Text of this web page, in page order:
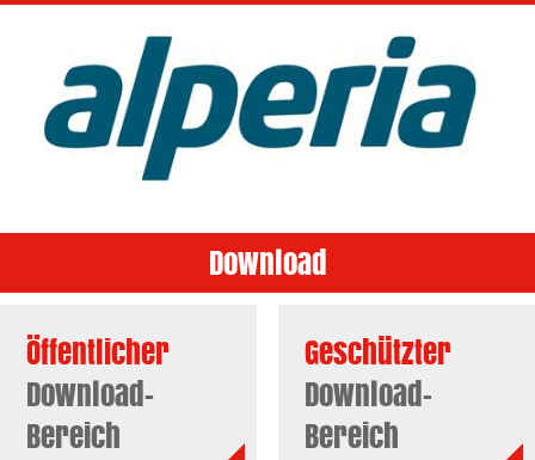
Download
Öffentlicher
Download-
Bereich
Geschützter
Download-
Bereich